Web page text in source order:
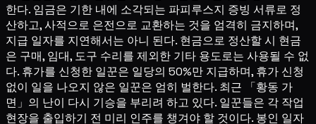
한다. 임금은 기한 내에 소각되는 파피루스지 증빙 서류로 정
산하고, 사적으로 은전으로 교환하는 것을 엄격히 금지하며,
지급 일자를 지연해서는 아니 된다. 현금으로 정산할 시 현금
은 구매, 임대, 도구 수리를 제외한 기타 용도로는 사용될 수 없
다. 휴가를 신청한 일꾼은 일당의 50%만 지급하며, 휴가 신청
없이 일을 나오지 않은 일꾼은 엄히 벌한다. 최근 「황동 가
면」의 난이 다시 기승을 부리려 하고 있다. 일꾼들은 각 작업
현장을 출입하기 전 미리 인주를 챙겨야 할 것이다. 봉인 일자